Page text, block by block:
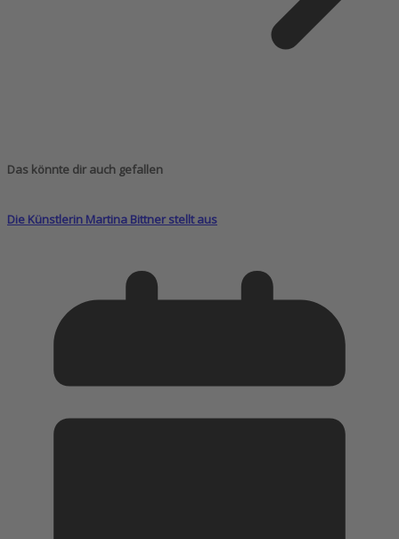
Das könnte dir auch gefallen
Die Künstlerin Martina Bittner stellt aus